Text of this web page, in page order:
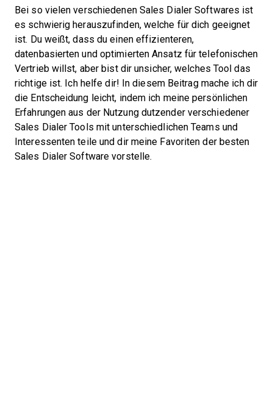
Bei so vielen verschiedenen Sales Dialer Softwares ist
es schwierig herauszufinden, welche für dich geeignet
ist. Du weißt, dass du einen effizienteren,
datenbasierten und optimierten Ansatz für telefonischen
Vertrieb willst, aber bist dir unsicher, welches Tool das
richtige ist. Ich helfe dir! In diesem Beitrag mache ich dir
die Entscheidung leicht, indem ich meine persönlichen
Erfahrungen aus der Nutzung dutzender verschiedener
Sales Dialer Tools mit unterschiedlichen Teams und
Interessenten teile und dir meine Favoriten der besten
Sales Dialer Software vorstelle.